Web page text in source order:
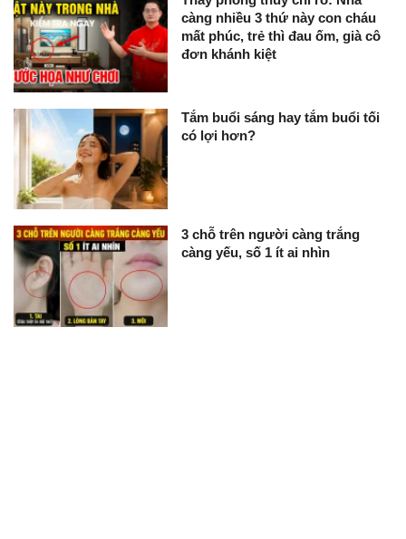
càng nhiều 3 thứ này con cháu
mất phúc, trẻ thì đau ốm, già cô
đơn khánh kiệt
Tắm buổi sáng hay tắm buổi tối
có lợi hơn?
3 chỗ trên người càng trắng
càng yếu, số 1 ít ai nhìn